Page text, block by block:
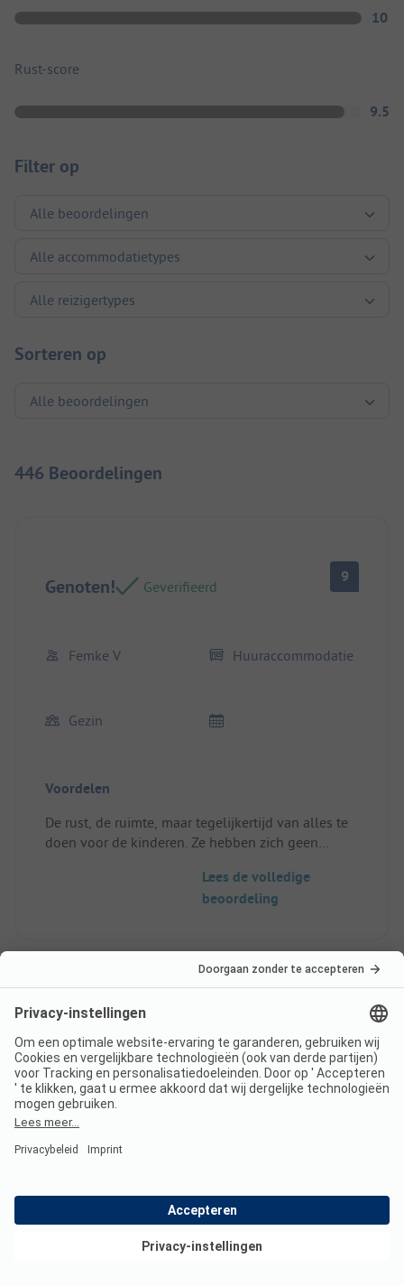
10
Rust-score
9.5
Filter op
Sorteren op
446 Beoordelingen
Genoten! Geverifieerd
9
Femke V Huuraccommodatie
Gezin
Voordelen
De rust, de ruimte, maar tegelijkertijd van alles te
doen voor de kinderen. Ze hebben zich geen
schaduw met uitzicht op de rivier en de bergen.
en oma en die hadden een eigen kant van de
cottage. Beide een eigen badkamer en een heel
Lees de volledige
beoordeling
Heerlijke camping
Kor Z Staanplaats
Gezin
Voordelen
Schoon sanitair, prachtige locatie, veel
Bekijk deals